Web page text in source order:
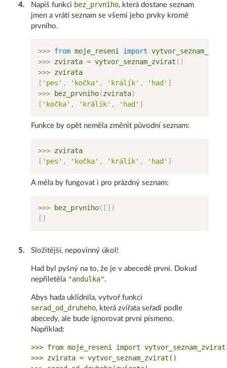
4. Napiš funkci bez_prvniho, která dostane seznam
jmen a vrátí seznam se všemi jeho prvky kromě
prvního.
>>> from moje_reseni import
>>> zvirata = vytvor_seznam_zvirat ( )
>>>
[ 'pes' , 'kočka' , 'králík' , 'had' ]
>>> bez_prvniho(zvirata)
[ 'kočka' , 'králík' , 'had' ]
Funkce by opět neměla změnit původní seznam:
>>>
[ 'pes' , 'kočka' , 'králík' , 'had' ]
A měla by fungovat i pro prázdný seznam:
>>> bez_prvniho( [ ] )
[ ]
5. Složitější, nepovinný úkol!
Had byl pyšný na to, že je v abecedě první. Dokud
nepřiletěla "andulka".
Abys hada uklidnila, vytvoř funkci
serad_od_druheho, která zvířata seřadí podle
abecedy, ale bude ignorovat první písmeno.
Například:
>>> from moje_reseni import
>>> zvirata = vytvor_seznam_zvirat()